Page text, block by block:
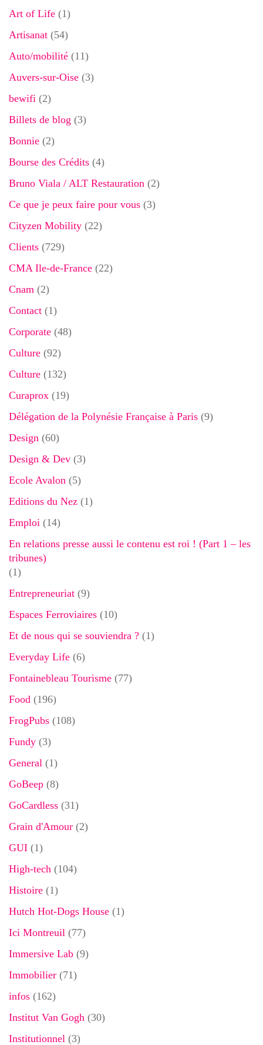
Art of Life (1)
Artisanat (54)
Auto/mobilité (11)
Auvers-sur-Oise (3)
bewifi (2)
Billets de blog (3)
Bonnie (2)
Bourse des Crédits (4)
Bruno Viala / ALT Restauration (2)
Ce que je peux faire pour vous (3)
Cityzen Mobility (22)
Clients (729)
CMA Ile-de-France (22)
Cnam (2)
Contact (1)
Corporate (48)
Culture (92)
Culture (132)
Curaprox (19)
Délégation de la Polynésie Française à Paris (9)
Design (60)
Design & Dev (3)
Ecole Avalon (5)
Editions du Nez (1)
Emploi (14)
En relations presse aussi le contenu est roi ! (Part 1 – les
tribunes)
(1)
Entrepreneuriat (9)
Espaces Ferroviaires (10)
Et de nous qui se souviendra ? (1)
Everyday Life (6)
Fontainebleau Tourisme (77)
Food (196)
FrogPubs (108)
Fundy (3)
General (1)
GoBeep (8)
GoCardless (31)
Grain d'Amour (2)
GUI (1)
High-tech (104)
Histoire (1)
Hutch Hot-Dogs House (1)
Ici Montreuil (77)
Immersive Lab (9)
Immobilier (71)
infos (162)
Institut Van Gogh (30)
Institutionnel (3)